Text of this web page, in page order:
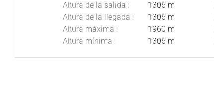
Altura de la salida :
1306 m
Altura de la llegada :
1306 m
Altura máxima :
1960 m
Altura mínima :
1306 m